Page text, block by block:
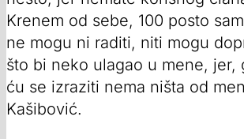
Krenem od sebe, 100 posto
ne mogu ni raditi, niti mogu
što bi neko ulagao u mene, jer,
ću se izraziti nema ništa od
Kašibović.